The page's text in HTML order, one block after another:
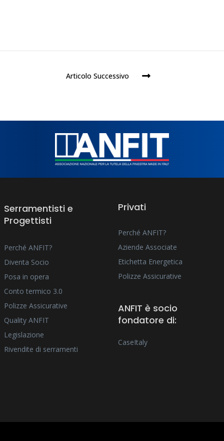
Articolo Successivo
Serramentisti e
Progettisti
Perché ANFIT?
Diventa Socio
Posa in opera
Conto termico 3.0
Polizze Assicurative
Quality ANFIT
Legislazione
Rivendite di serramenti
Privati
Perché ANFIT?
Aziende Associate
Etichetta Energetica
Polizze Assicurative
ANFIT è socio
fondatore di:
CaseItaly